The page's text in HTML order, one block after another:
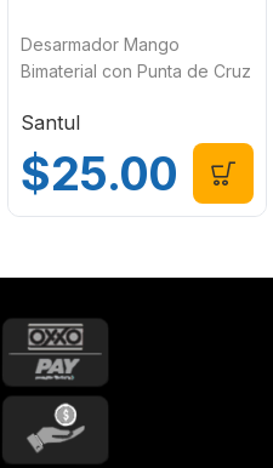
Desarmador Mango
Bimaterial con Punta de Cruz
Santul 6990
Santul
$25.00